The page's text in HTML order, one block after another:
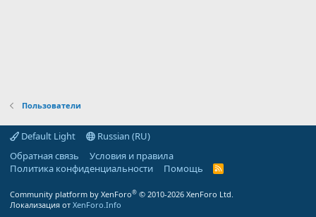
Пользователи
Default Light
Russian (RU)
Обратная связь
Условия и правила
Политика конфиденциальности
Помощь
R
Community platform by XenForo® © 2010-2026 XenForo Ltd.
Локализация от XenForo.Info